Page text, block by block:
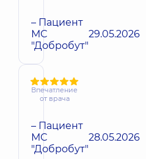
– Пациент
МС
"Добробут"
29.05.2026
Впечатление
от врача
– Пациент
МС
"Добробут"
28.05.2026